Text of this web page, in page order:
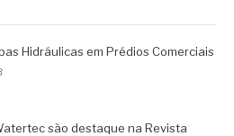
Hidráulicas em Prédios Comerciais
são destaque na Revista